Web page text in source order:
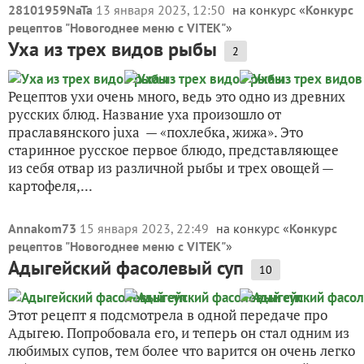
28101959NaTa 13 января 2023, 12:50 на конкурс «Конкурс
рецептов "Новогоднее меню с VITEK"»
Уха из трех видов рыбы 2
Рецептов ухи очень много, ведь это одно из древних
русских блюд. Название уха произошло от
праславянского juxa — «похлебка, жижа». Это
старинное русское первое блюдо, представляющее
из себя отвар из различной рыбы и трех овощей —
картофеля,...
Annakom73 15 января 2023, 22:49 на конкурс «Конкурс
рецептов "Новогоднее меню с VITEK"»
Адыгейский фасолевый суп 10
Этот рецепт я подсмотрела в одной передаче про
Адыгею. Попробовала его, и теперь он стал одним из
любимых супов, тем более что варится он очень легко